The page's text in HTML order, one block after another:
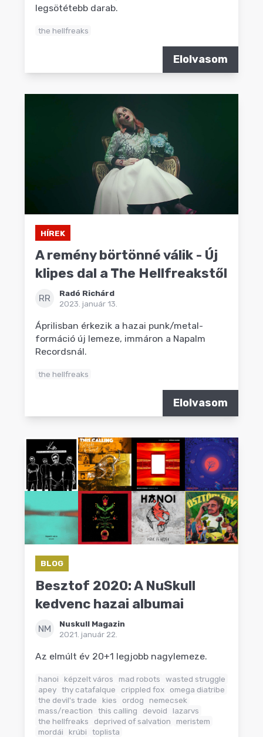
legsötétebb darab.
the hellfreaks
Elolvasom
HÍREK
A remény börtönné válik - Új
klipes dal a The Hellfreakstől
RR
Radó Richárd
2023. január 13.
Áprilisban érkezik a hazai punk/metal-
formáció új lemeze, immáron a Napalm
Recordsnál.
the hellfreaks
Elolvasom
BLOG
Besztof 2020: A NuSkull
kedvenc hazai albumai
NM
Nuskull Magazin
2021. január 22.
Az elmúlt év 20+1 legjobb nagylemeze.
hanoi képzelt város mad robots
wasted struggle
apey thy catafalque crippled fox omega diatribe
the devil's trade
kies ordog
nemecsek
mass/reaction
this calling devoid
lazarvs
the hellfreaks
deprived of salvation
meristem
mordái
krúbi toplista